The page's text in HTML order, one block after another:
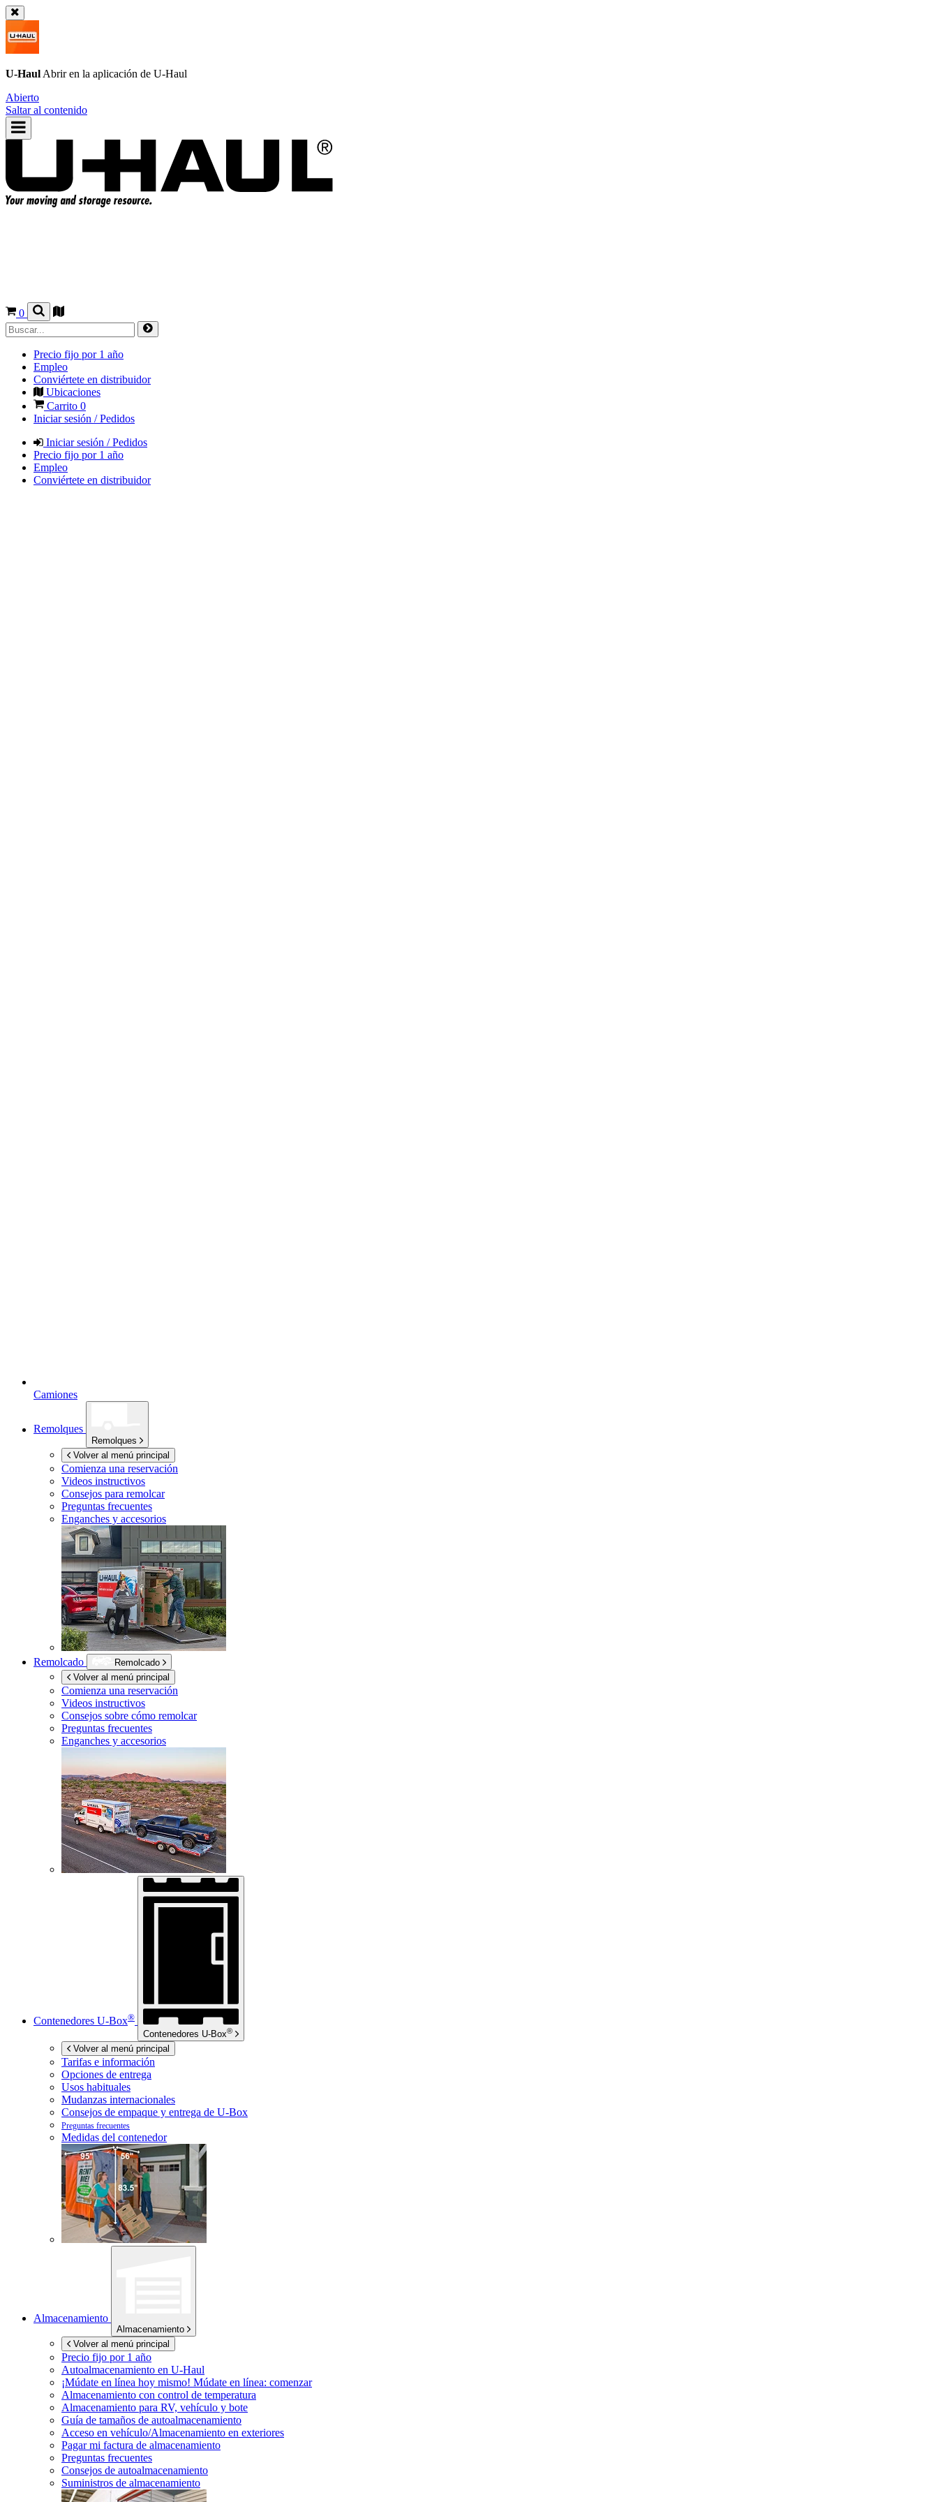
U-Haul Abrir en la aplicación de U-Haul
Abierto
Saltar al contenido
0
Precio fijo por 1 año
Empleo
Conviértete en distribuidor
Ubicaciones
Carrito 0
Iniciar sesión / Pedidos
Iniciar sesión / Pedidos
Precio fijo por 1 año
Empleo
Conviértete en distribuidor
Camiones
Remolques
Remolques
Volver al menú principal
Comienza una reservación
Videos instructivos
Consejos para remolcar
Preguntas frecuentes
Enganches y accesorios
Remolcado
Remolcado
Volver al menú principal
Comienza una reservación
Videos instructivos
Consejos sobre cómo remolcar
Preguntas frecuentes
Enganches y accesorios
Contenedores U-Box®
Contenedores U-Box®
Volver al menú principal
Tarifas e información
Opciones de entrega
Usos habituales
Mudanzas internacionales
Consejos de empaque y entrega de U-Box
Preguntas frecuentes
Medidas del contenedor
Almacenamiento
Almacenamiento
Volver al menú principal
Precio fijo por 1 año
Autoalmacenamiento en U-Haul
¡Múdate en línea hoy mismo! Múdate en línea: comenzar
Almacenamiento con control de temperatura
Almacenamiento para RV, vehículo y bote
Guía de tamaños de autoalmacenamiento
Acceso en vehículo/Almacenamiento en exteriores
Pagar mi factura de almacenamiento
Preguntas frecuentes
Consejos de autoalmacenamiento
Suministros de almacenamiento